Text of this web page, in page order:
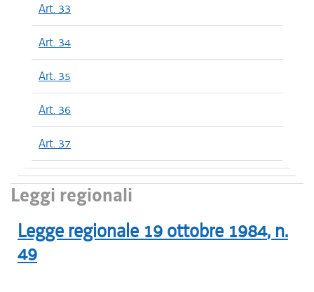
Art. 33
Art. 34
Art. 35
Art. 36
Art. 37
Leggi regionali
Legge regionale 19 ottobre 1984, n.
49